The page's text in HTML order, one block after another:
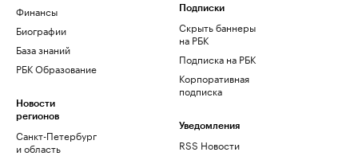
Финансы
Биографии
База знаний
РБК Образование
Новости
регионов
Санкт-Петербург
и область
Подписки
Скрыть баннеры
на РБК
Подписка на РБК
Корпоративная
подписка
Уведомления
RSS Новости